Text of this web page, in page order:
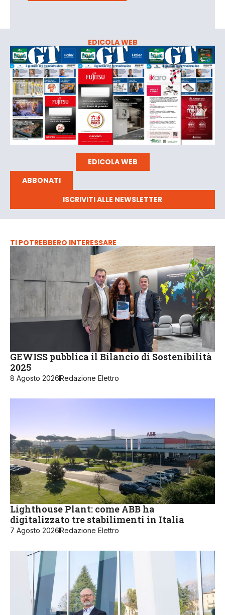
EDICOLA WEB
EDICOLA WEB
ABBONATI
ISCRIVITI ALLE NEWSLETTER
TI POTREBBERO INTERESSARE
GEWISS pubblica il Bilancio di Sostenibilità
2025
8 Agosto 2026Redazione Elettro
Lighthouse Plant: come ABB ha
digitalizzato tre stabilimenti in Italia
7 Agosto 2026Redazione Elettro